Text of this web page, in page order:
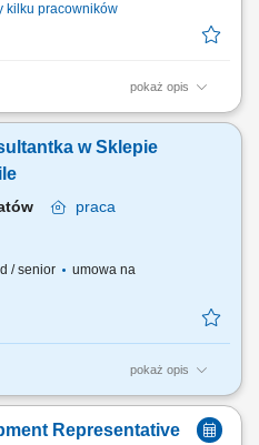
kilku pracowników
pokaż opis
z klientami zainteresowanymi
w tym szkoleń dotyczących
relacji z klientami oraz
partnerów biznesowych.
w Sklepie
praca
/ senior
umowa na
pokaż opis
bieżąca obsługa klienta i
Sprzedaż pełnej gamy
Representative